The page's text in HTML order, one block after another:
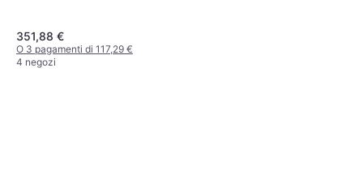
351,88 €
O 3 pagamenti di 117,29 €
4 negozi